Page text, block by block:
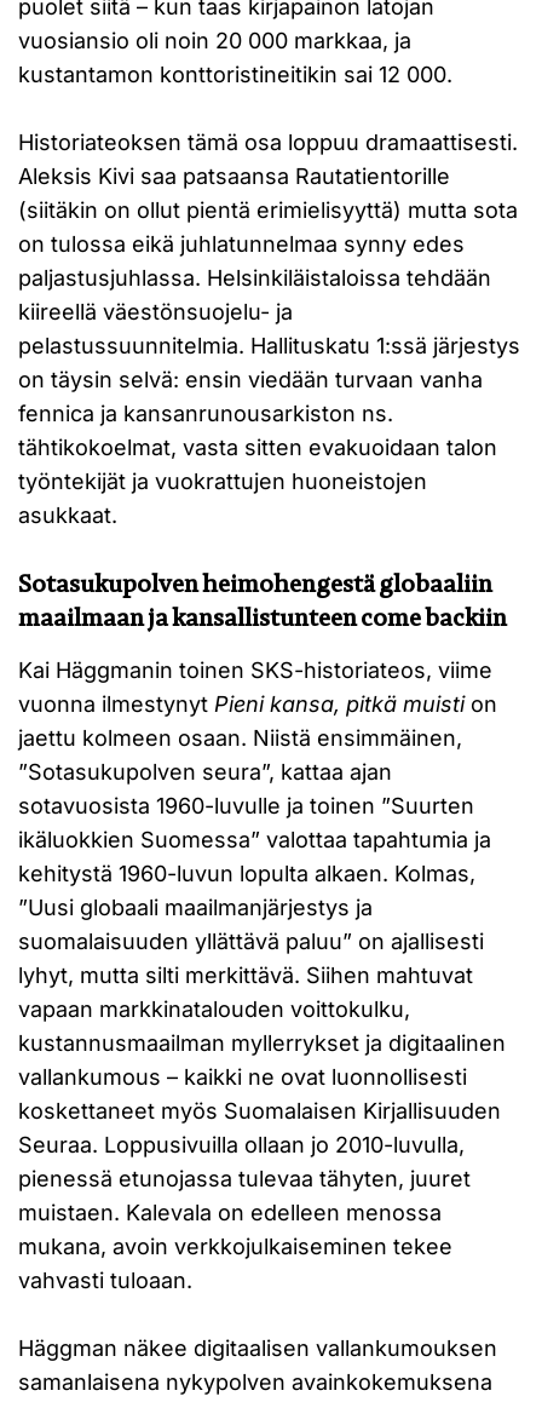
puolet siitä – kun taas kirjapainon latojan
vuosiansio oli noin 20 000 markkaa, ja
kustantamon konttoristineitikin sai 12 000.
Historiateoksen tämä osa loppuu dramaattisesti.
Aleksis Kivi saa patsaansa Rautatientorille
(siitäkin on ollut pientä erimielisyyttä) mutta sota
on tulossa eikä juhlatunnelmaa synny edes
paljastusjuhlassa. Helsinkiläistaloissa tehdään
kiireellä väestönsuojelu- ja
pelastussuunnitelmia. Hallituskatu 1:ssä järjestys
on täysin selvä: ensin viedään turvaan vanha
fennica ja kansanrunousarkiston ns.
tähtikokoelmat, vasta sitten evakuoidaan talon
työntekijät ja vuokrattujen huoneistojen
asukkaat.
Sotasukupolven heimohengestä globaaliin
maailmaan ja kansallistunteen come backiin
Kai Häggmanin toinen SKS-historiateos, viime
vuonna ilmestynyt Pieni kansa, pitkä muistion
jaettu kolmeen osaan. Niistä ensimmäinen,
”Sotasukupolven seura”, kattaa ajan
sotavuosista 1960-luvulle ja toinen ”Suurten
ikäluokkien Suomessa” valottaa tapahtumia ja
kehitystä 1960-luvun lopulta alkaen. Kolmas,
”Uusi globaali maailmanjärjestys ja
suomalaisuuden yllättävä paluu” on ajallisesti
lyhyt, mutta silti merkittävä. Siihen mahtuvat
vapaan markkinatalouden voittokulku,
kustannusmaailman myllerrykset ja digitaalinen
vallankumous – kaikki ne ovat luonnollisesti
koskettaneet myös Suomalaisen Kirjallisuuden
Seuraa. Loppusivuilla ollaan jo 2010-luvulla,
pienessä etunojassa tulevaa tähyten, juuret
muistaen. Kalevala on edelleen menossa
mukana, avoin verkkojulkaiseminen tekee
vahvasti tuloaan.
Häggman näkee digitaalisen vallankumouksen
samanlaisena nykypolven avainkokemuksena